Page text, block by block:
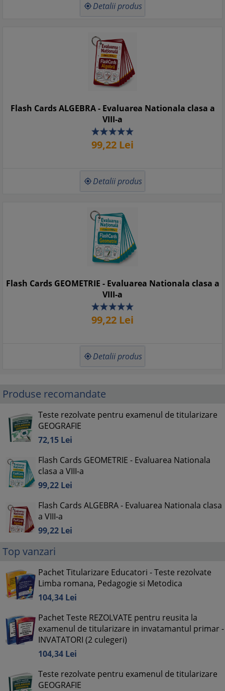
 Detalii produs
Flash Cards ALGEBRA - Evaluarea Nationala clasa a
VIII-a
99,22 Lei
 Detalii produs
Flash Cards GEOMETRIE - Evaluarea Nationala clasa a
VIII-a
99,22 Lei
 Detalii produs
Produse recomandate
Teste rezolvate pentru examenul de titularizare
GEOGRAFIE
72,15 Lei
Flash Cards GEOMETRIE - Evaluarea Nationala
clasa a VIII-a
99,22 Lei
Flash Cards ALGEBRA - Evaluarea Nationala clasa
a VIII-a
99,22 Lei
Top vanzari
Pachet Titularizare Educatori - Teste rezolvate
Limba romana, Pedagogie si Metodica
104,34 Lei
Pachet Teste REZOLVATE pentru reusita la
examenul de titularizare in invatamantul primar -
INVATATORI (2 culegeri)
104,34 Lei
Teste rezolvate pentru examenul de titularizare
GEOGRAFIE